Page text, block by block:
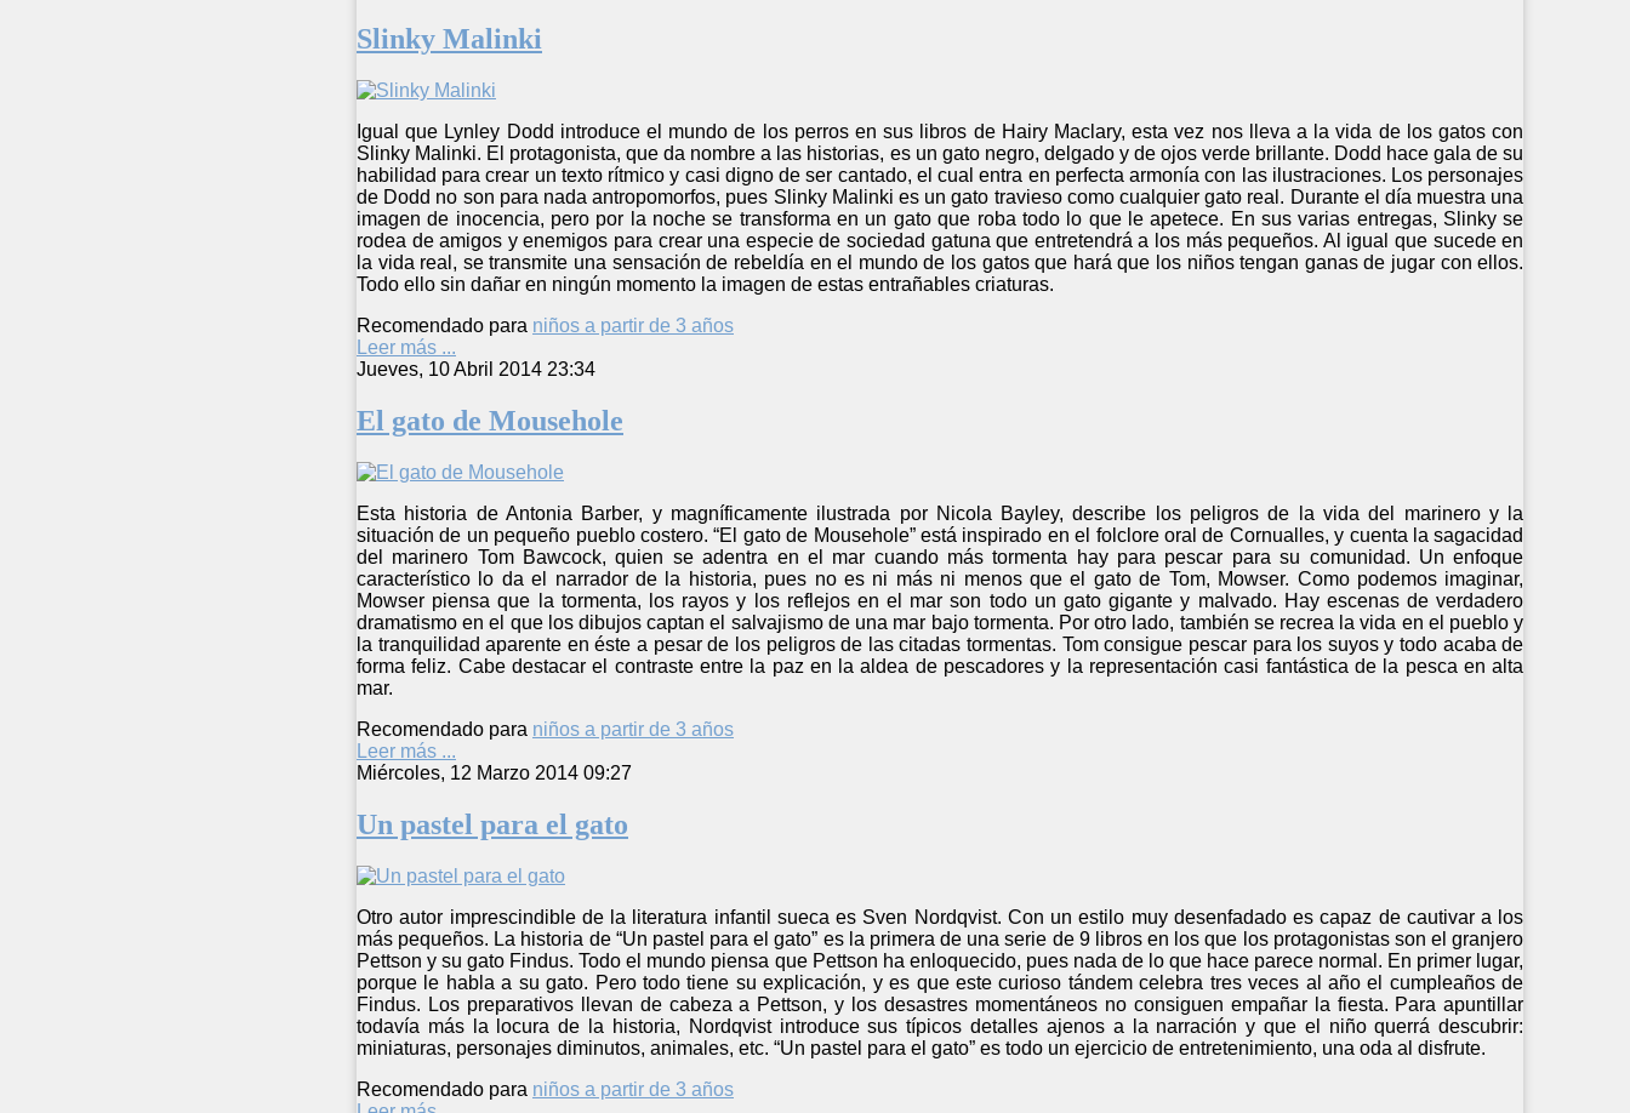
Slinky Malinki
Igual que Lynley Dodd introduce el mundo de los perros en sus libros de Hairy Maclary, esta vez nos lleva a la vida de los gatos con
Slinky Malinki. El protagonista, que da nombre a las historias, es un gato negro, delgado y de ojos verde brillante. Dodd hace gala de su
habilidad para crear un texto rítmico y casi digno de ser cantado, el cual entra en perfecta armonía con las ilustraciones. Los personajes
de Dodd no son para nada antropomorfos, pues Slinky Malinki es un gato travieso como cualquier gato real. Durante el día muestra una
imagen de inocencia, pero por la noche se transforma en un gato que roba todo lo que le apetece. En sus varias entregas, Slinky se
rodea de amigos y enemigos para crear una especie de sociedad gatuna que entretendrá a los más pequeños. Al igual que sucede en
la vida real, se transmite una sensación de rebeldía en el mundo de los gatos que hará que los niños tengan ganas de jugar con ellos.
Todo ello sin dañar en ningún momento la imagen de estas entrañables criaturas.
Recomendado para niños a partir de 3 años
Leer más ...
Jueves, 10 Abril 2014 23:34
El gato de Mousehole
Esta historia de Antonia Barber, y magníficamente ilustrada por Nicola Bayley, describe los peligros de la vida del marinero y la
situación de un pequeño pueblo costero. “El gato de Mousehole” está inspirado en el folclore oral de Cornualles, y cuenta la sagacidad
del marinero Tom Bawcock, quien se adentra en el mar cuando más tormenta hay para pescar para su comunidad. Un enfoque
característico lo da el narrador de la historia, pues no es ni más ni menos que el gato de Tom, Mowser. Como podemos imaginar,
Mowser piensa que la tormenta, los rayos y los reflejos en el mar son todo un gato gigante y malvado. Hay escenas de verdadero
dramatismo en el que los dibujos captan el salvajismo de una mar bajo tormenta. Por otro lado, también se recrea la vida en el pueblo y
la tranquilidad aparente en éste a pesar de los peligros de las citadas tormentas. Tom consigue pescar para los suyos y todo acaba de
forma feliz. Cabe destacar el contraste entre la paz en la aldea de pescadores y la representación casi fantástica de la pesca en alta
mar.
Recomendado para niños a partir de 3 años
Leer más ...
Miércoles, 12 Marzo 2014 09:27
Un pastel para el gato
Otro autor imprescindible de la literatura infantil sueca es Sven Nordqvist. Con un estilo muy desenfadado es capaz de cautivar a los
más pequeños. La historia de “Un pastel para el gato” es la primera de una serie de 9 libros en los que los protagonistas son el granjero
Pettson y su gato Findus. Todo el mundo piensa que Pettson ha enloquecido, pues nada de lo que hace parece normal. En primer lugar,
porque le habla a su gato. Pero todo tiene su explicación, y es que este curioso tándem celebra tres veces al año el cumpleaños de
Findus. Los preparativos llevan de cabeza a Pettson, y los desastres momentáneos no consiguen empañar la fiesta. Para apuntillar
todavía más la locura de la historia, Nordqvist introduce sus típicos detalles ajenos a la narración y que el niño querrá descubrir:
miniaturas, personajes diminutos, animales, etc. “Un pastel para el gato” es todo un ejercicio de entretenimiento, una oda al disfrute.
Recomendado para niños a partir de 3 años